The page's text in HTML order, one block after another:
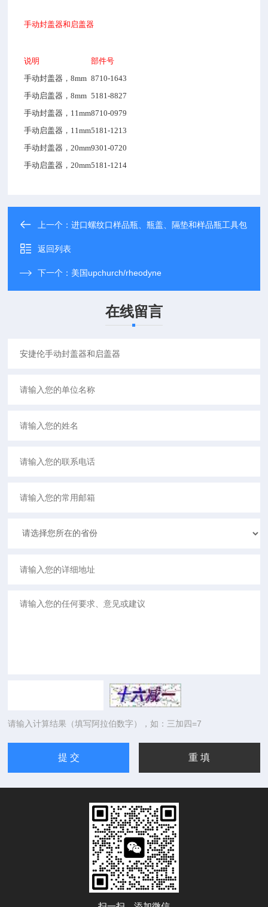
手动封盖器和启盖器
说明
部件号
手动封盖器，8mm 8710-1643
手动启盖器，8mm 5181-8827
手动封盖器，11mm8710-0979
手动启盖器，11mm5181-1213
手动封盖器，20mm9301-0720
手动启盖器，20mm5181-1214
上一个：进口螺纹口样品瓶、瓶盖、隔垫和样品瓶工具包
返回列表
下一个： 美国upchurch/rheodyne
在线留言
请输入计算结果（填写阿拉伯数字），如：三加四=7